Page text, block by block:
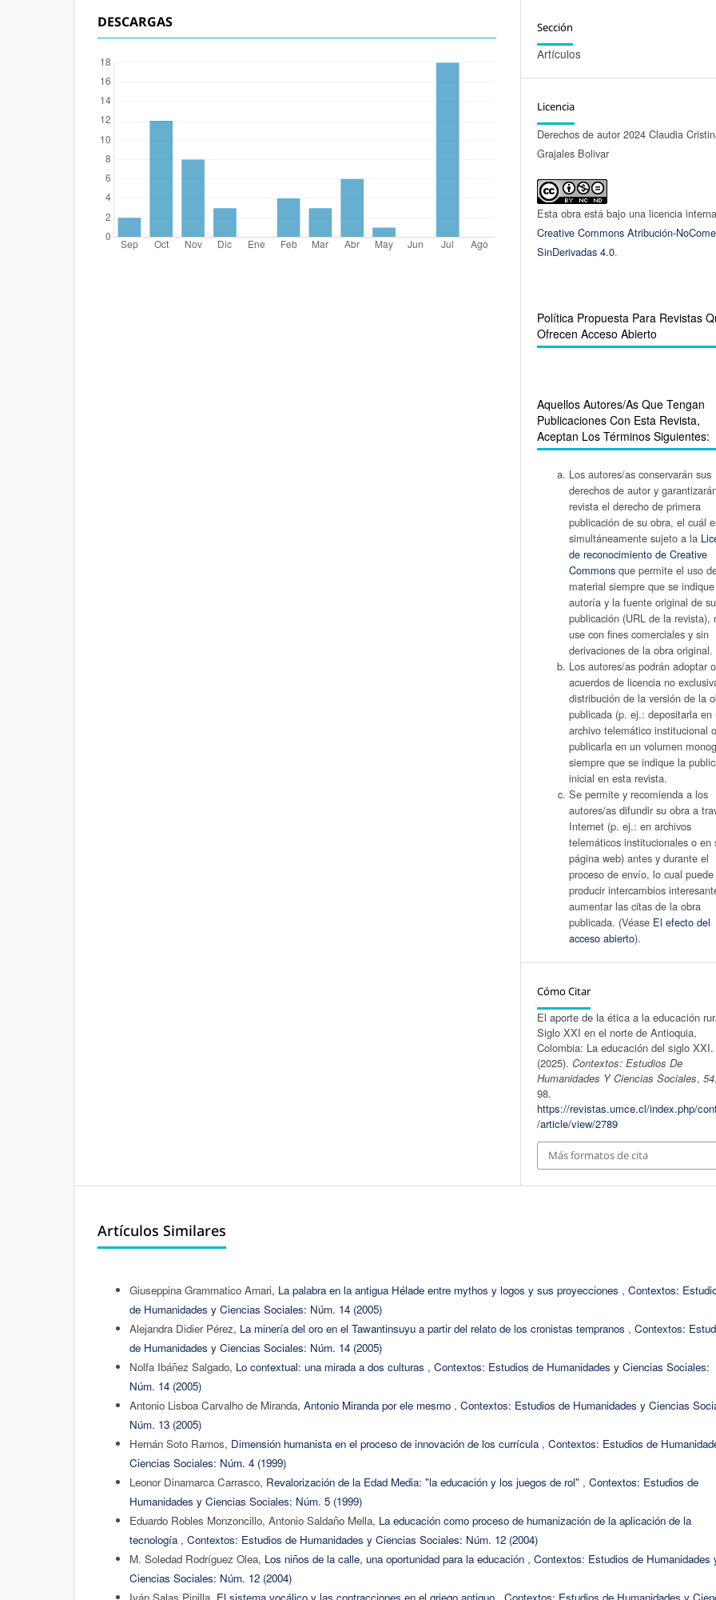
DESCARGAS Sección
Artículos
Licencia
Derechos de autor 2024 Claudia
Grajales Bolivar
Esta obra está bajo una licencia
Creative Commons Atribución-
SinDerivadas 4.0.
Política Propuesta Para Revistas
Ofrecen Acceso Abierto
Aquellos Autores/as Que Tengan
Publicaciones Con Esta Revista,
Aceptan Los Términos Siguientes:
Los autores/as conservarán sus
derechos de autor y
revista el derecho de primera
publicación de su obra, el cuál
simultáneamente sujeto a la
de reconocimiento de Creative
Commons que permite el uso
material siempre que se
autoría y la fuente original de su
publicación (URL de la revista),
use con fines comerciales y sin
derivaciones de la obra original.
Los autores/as podrán adoptar
acuerdos de licencia no
distribución de la versión de la
publicada (p. ej.: depositarla en
archivo telemático institucional
publicarla en un volumen
siempre que se indique la
inicial en esta revista.
Se permite y recomienda a los
autores/as difundir su obra a
Internet (p. ej.: en archivos
telemáticos institucionales o en
página web) antes y durante el
proceso de envío, lo cual puede
producir intercambios
aumentar las citas de la obra
publicada. (Véase El efecto del
acceso abierto).
Cómo Citar
El aporte de la ética a la educación
Siglo XXI en el norte de Antioquia,
Colombia: La educación del siglo XXI.
(2025).Contextos: Estudios De
Humanidades Y Ciencias Sociales,54
98.
https://revistas.umce.cl/index.php/
/article/view/2789
Más formatos de cita
Artículos Similares
Giuseppina Grammatico Amari, La palabra en la antigua Hélade entre mythos y logos y sus proyecciones , Contextos:
de Humanidades y Ciencias Sociales: Núm. 14 (2005)
Alejandra Didier Pérez, La minería del oro en el Tawantinsuyu a partir del relato de los cronistas tempranos , Contextos:
de Humanidades y Ciencias Sociales: Núm. 14 (2005)
Nolfa Ibáñez Salgado, Lo contextual: una mirada a dos culturas , Contextos: Estudios de Humanidades y Ciencias Sociales:
Núm. 14 (2005)
Antonio Lisboa Carvalho de Miranda, Antonio Miranda por ele mesmo , Contextos: Estudios de Humanidades y Ciencias
Núm. 13 (2005)
Hernán Soto Ramos, Dimensión humanista en el proceso de innovación de los currícula , Contextos: Estudios de
Ciencias Sociales: Núm. 4 (1999)
Leonor Dinamarca Carrasco, Revalorización de la Edad Media: "la educación y los juegos de rol" , Contextos: Estudios de
Humanidades y Ciencias Sociales: Núm. 5 (1999)
Eduardo Robles Monzoncillo, Antonio Saldaño Mella, La educación como proceso de humanización de la aplicación de la
tecnología , Contextos: Estudios de Humanidades y Ciencias Sociales: Núm. 12 (2004)
M. Soledad Rodríguez Olea, Los niños de la calle, una oportunidad para la educación , Contextos: Estudios de Humanidades
Ciencias Sociales: Núm. 12 (2004)
Iván Salas Pinilla, El sistema vocálico y las contracciones en el griego antiguo Contextos: Estudios de Humanidades y